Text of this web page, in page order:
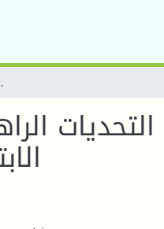
التحديات الراهنة لتدريس مادة
التحديات